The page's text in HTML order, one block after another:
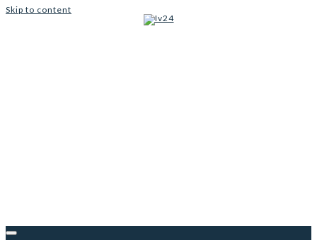
Skip to content
Iv24